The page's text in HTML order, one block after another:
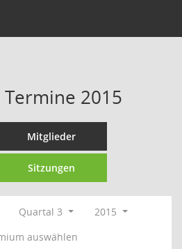
Termine 2015
Mitglieder
Sitzungen
Quartal 3
2015
auswählen